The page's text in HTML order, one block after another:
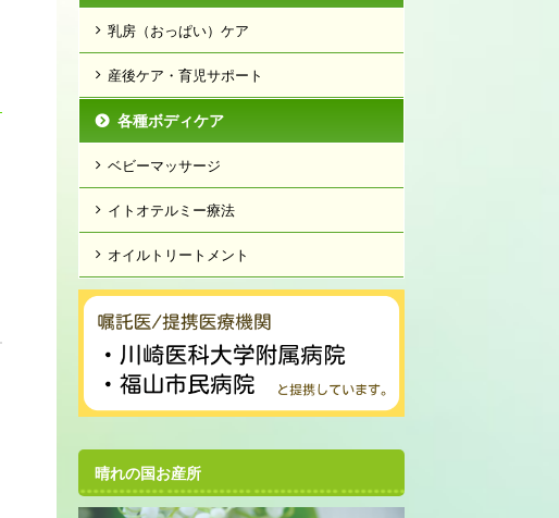
乳房（おっぱい）ケア
産後ケア・育児サポート
各種ボディケア
ベビーマッサージ
イトオテルミー療法
オイルトリートメント
晴れの国お産所